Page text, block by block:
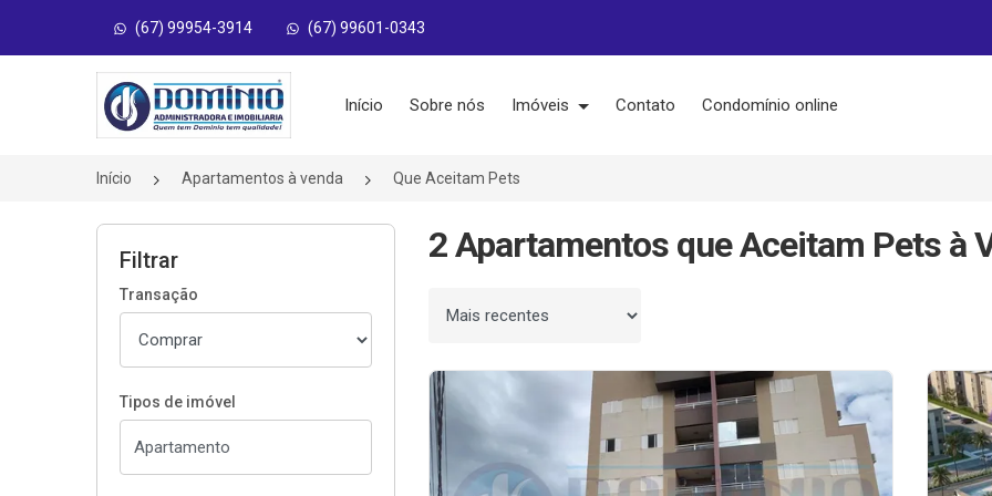
(67) 99954-3914 (67) 99601-0343
Página inicial
Início Sobre nós Imóveis Contato Condomínio online
Início Apartamentos à venda Que Aceitam Pets
Filtrar
Transação
Tipos de imóvel
2 Apartamentos que Aceitam Pets à
Ordenar por